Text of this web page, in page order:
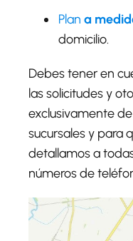
Plan a
domicilio.
Debes tener en
las solicitudes y
exclusivamente
sucursales y para
detallamos a
números de